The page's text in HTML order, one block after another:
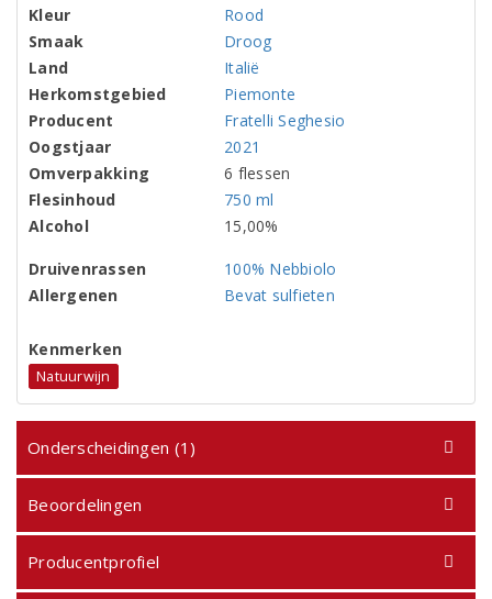
Kleur
Rood
Smaak
Droog
Land
Italië
Herkomstgebied
Piemonte
Producent
Fratelli Seghesio
Oogstjaar
2021
Omverpakking
6 flessen
Flesinhoud
750 ml
Alcohol
15,00%
Druivenrassen
100% Nebbiolo
Allergenen
Bevat sulfieten
Kenmerken
Natuurwijn
Onderscheidingen (1)
Beoordelingen
Producentprofiel